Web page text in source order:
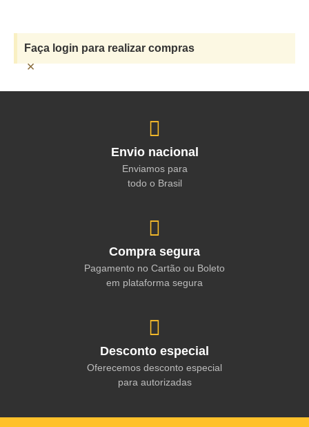
Faça login para realizar compras
×
Envio nacional
Enviamos para
todo o Brasil
Compra segura
Pagamento no Cartão ou Boleto
em plataforma segura
Desconto especial
Oferecemos desconto especial
para autorizadas